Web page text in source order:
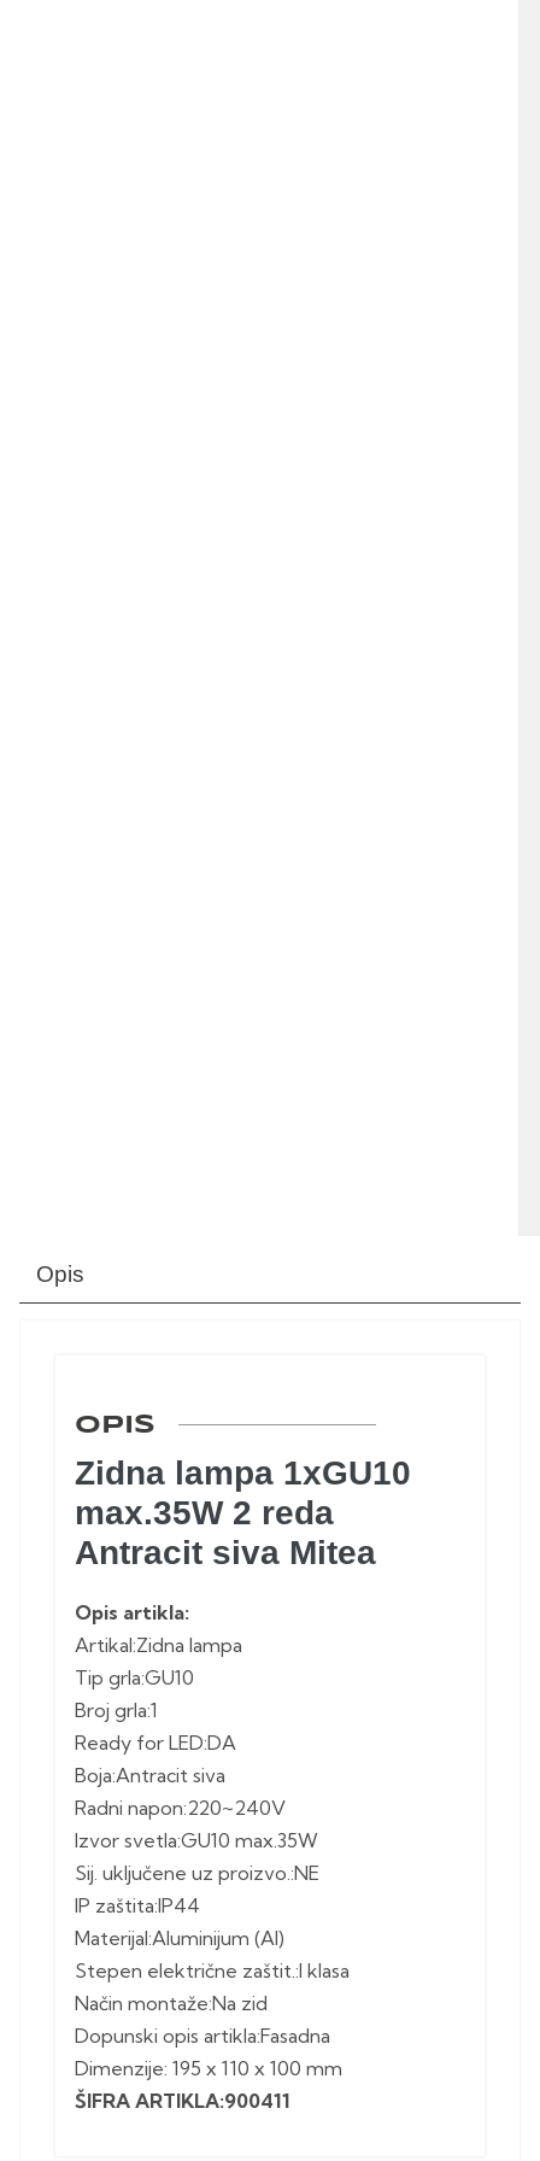
Opis
OPIS
Zidna lampa 1xGU10
max.35W 2 reda
Antracit siva Mitea
Opis artikla:
Artikal:Zidna lampa
Tip grla:GU10
Broj grla:1
Ready for LED:DA
Boja:Antracit siva
Radni napon:220~240V
Izvor svetla:GU10 max.35W
Sij. uključene uz proizvo.:NE
IP zaštita:IP44
Materijal:Aluminijum (Al)
Stepen električne zaštit.:I klasa
Način montaže:Na zid
Dopunski opis artikla:Fasadna
Dimenzije: 195 x 110 x 100 mm
ŠIFRA ARTIKLA:900411